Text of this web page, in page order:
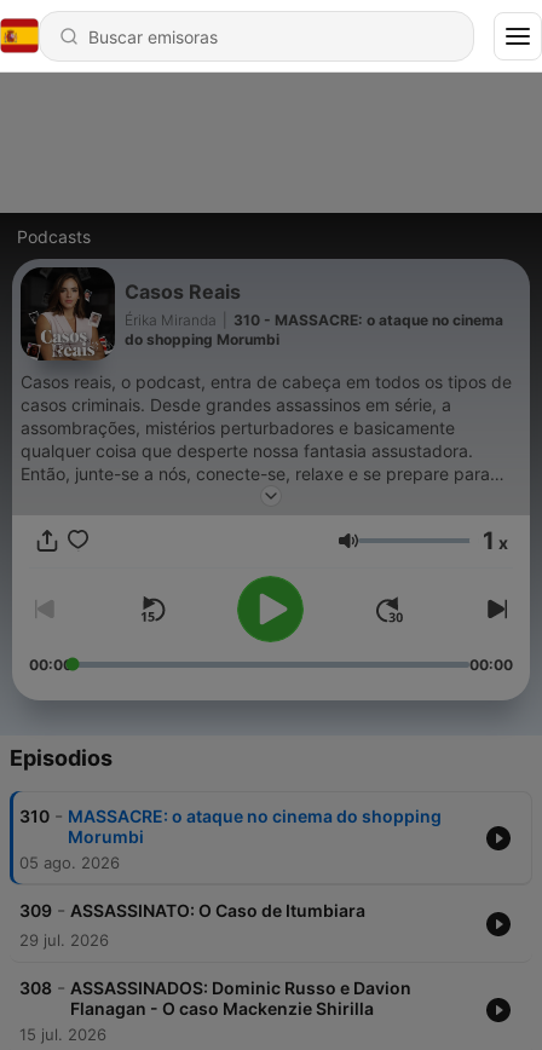
Podcasts
Casos Reais
Érika Miranda
310 - MASSACRE: o ataque no cinema
do shopping Morumbi
Casos reais, o podcast, entra de cabeça em todos os tipos de
casos criminais. Desde grandes assassinos em série, a
assombrações, mistérios perturbadores e basicamente
qualquer coisa que desperte nossa fantasia assustadora.
Então, junte-se a nós, conecte-se, relaxe e se prepare para
Volumen 1 x
00:00 00:00
Episodios
310 - MASSACRE: o ataque no cinema do shopping
Morumbi
05 ago. 2026
309 - ASSASSINATO: O Caso de Itumbiara
29 jul. 2026
308 - ASSASSINADOS: Dominic Russo e Davion
Flanagan - O caso Mackenzie Shirilla
15 jul. 2026